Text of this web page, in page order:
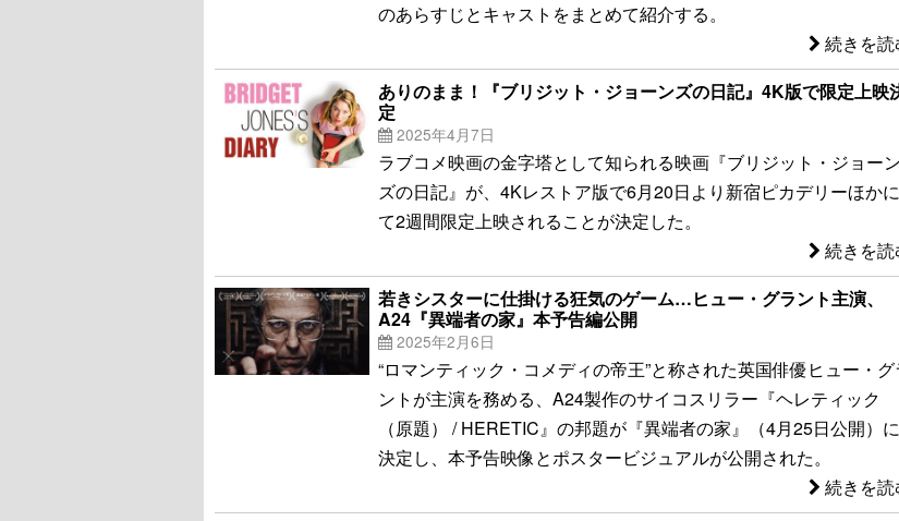
のあらすじとキャストをまとめて紹介する。
続きを読
ありのまま！『ブリジット・ジョーンズの日記』4K版で限定上映
定
2025年4月7日
ラブコメ映画の金字塔として知られる映画『ブリジット・ジョーン
ズの日記』が、4Kレストア版で6月20日より新宿ピカデリーほかに
て2週間限定上映されることが決定した。
続きを読
若きシスターに仕掛ける狂気のゲーム…ヒュー・グラント主演、
A24『異端者の家』本予告編公開
2025年2月6日
“ロマンティック・コメディの帝王”と称された英国俳優ヒュー・グ
ントが主演を務める、A24製作のサイコスリラー『ヘレティック
（原題） / HERETIC』の邦題が『異端者の家』（4月25日公開）に
決定し、本予告映像とポスタービジュアルが公開された。
続きを読